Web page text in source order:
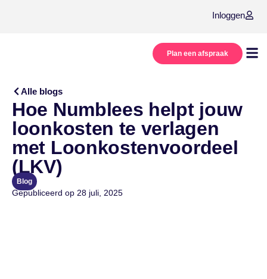
Inloggen
Plan een afspraak
Alle blogs
Hoe Numblees helpt jouw
loonkosten te verlagen
met Loonkostenvoordeel
(LKV)
Blog
Gepubliceerd op 28 juli, 2025